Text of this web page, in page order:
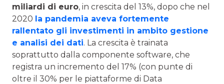
miliardi di euro, in crescita del 13%, dopo che nel
2020 la pandemia aveva fortemente
rallentato gli investimenti in ambito gestione
e analisi dei dati. La crescita è trainata
soprattutto dalla componente software, che
registra un incremento del 17% (con punte di
oltre il 30% per le piattaforme di Data